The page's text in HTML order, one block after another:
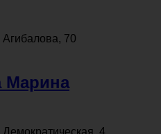
70
Марина
4